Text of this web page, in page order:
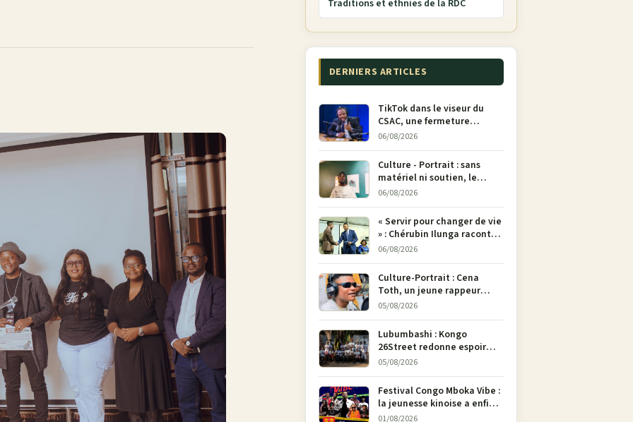
Traditions et ethnies de la RDC
DERNIERS ARTICLES
TikTok dans le viseur du
CSAC, une fermeture
envisagée pour contrer la
propagande du M23
06/08/2026
Culture - Portrait : sans
matériel ni soutien, le
dessinateur Justin
Mulengera refuse de poser
son crayon
06/08/2026
« Servir pour changer de vie
» : Chérubin Ilunga raconte
le parcours du député
Tshimbu en 137 pages
06/08/2026
Culture-Portrait : Cena
Toth, un jeune rappeur
déterminé à faire entendre
05/08/2026
Lubumbashi : Kongo
26Street redonne espoir
aux enfants de la rue par
05/08/2026
Festival Congo Mboka Vibe :
la jeunesse kinoise a enfin
sa plateforme de culture
01/08/2026